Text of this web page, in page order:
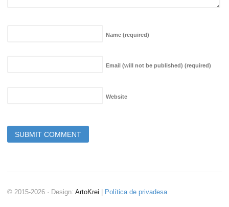
Name (required)
Email (will not be published) (required)
Website
© 2015-2026 · Design: ArtoKrei Política de privadesa